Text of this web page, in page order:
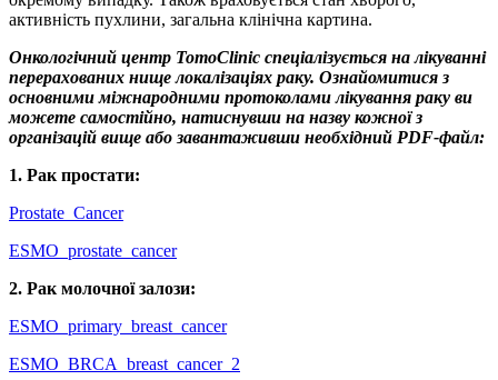
активність пухлини, загальна клінічна картина.
Онкологічний центр TomoClinic спеціалізується на лікуванні
перерахованих нище локалізаціях раку. Ознайомитися з
основними міжнародними протоколами лікування раку ви
можете самостійно, натиснувши на назву кожної з
організацій вище або завантаживши необхідний PDF-файл:
1. Рак простати:
Prostate_Cancer
ESMO_prostate_cancer
2. Рак молочної залози:
ESMO_primary_breast_cancer
ESMO_BRCA_breast_cancer_2